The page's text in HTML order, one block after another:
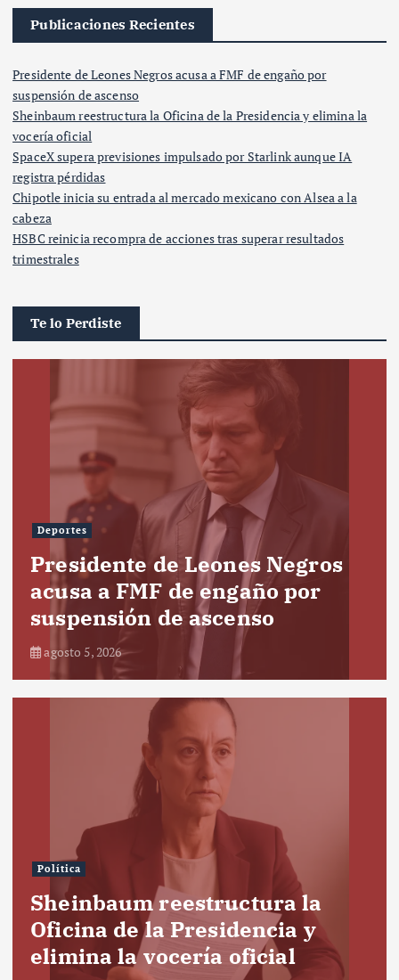
Publicaciones Recientes
Presidente de Leones Negros acusa a FMF de engaño por
suspensión de ascenso
Sheinbaum reestructura la Oficina de la Presidencia y elimina la
vocería oficial
SpaceX supera previsiones impulsado por Starlink aunque IA
registra pérdidas
Chipotle inicia su entrada al mercado mexicano con Alsea a la
cabeza
HSBC reinicia recompra de acciones tras superar resultados
trimestrales
Te lo Perdiste
Deportes
Presidente de Leones Negros
acusa a FMF de engaño por
suspensión de ascenso
agosto 5, 2026
Política
Sheinbaum reestructura la
Oficina de la Presidencia y
elimina la vocería oficial